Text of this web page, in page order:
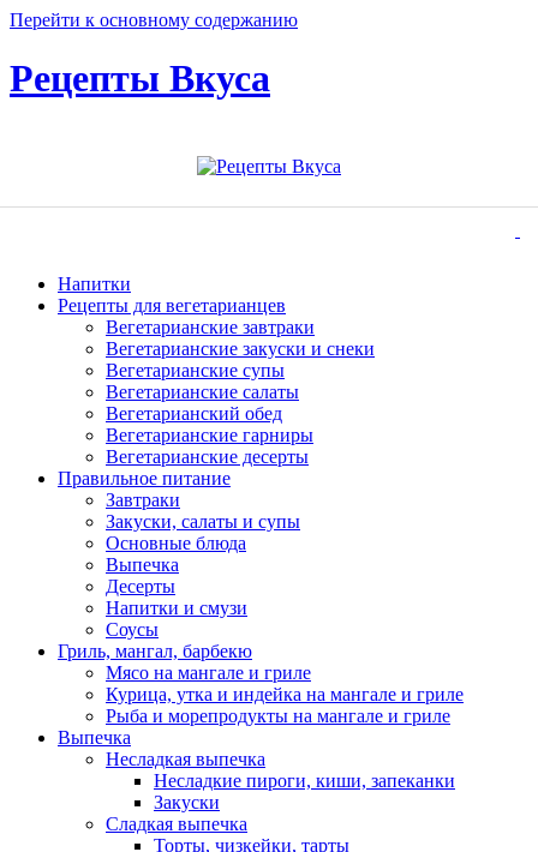
Перейти к основному содержанию
Рецепты Вкуса
Напитки
Рецепты для вегетарианцев
Вегетарианские завтраки
Вегетарианские закуски и снеки
Вегетарианские супы
Вегетарианские салаты
Вегетарианский обед
Вегетарианские гарниры
Вегетарианские десерты
Правильное питание
Завтраки
Закуски, салаты и супы
Основные блюда
Выпечка
Десерты
Напитки и смузи
Соусы
Гриль, мангал, барбекю
Мясо на мангале и гриле
Курица, утка и индейка на мангале и гриле
Рыба и морепродукты на мангале и гриле
Выпечка
Несладкая выпечка
Несладкие пироги, киши, запеканки
Закуски
Сладкая выпечка
Торты, чизкейки, тарты